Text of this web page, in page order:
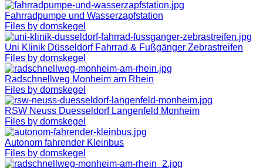
Fahrradpumpe und Wasserzapfstation
Files by domskegel
Uni Klinik Düsseldorf Fahrrad & Fußgänger Zebrastreifen
Files by domskegel
Radschnellweg Monheim am Rhein
Files by domskegel
RSW Neuss Duesseldorf Langenfeld Monheim
Files by domskegel
Autonom fahrender Kleinbus
Files by domskegel